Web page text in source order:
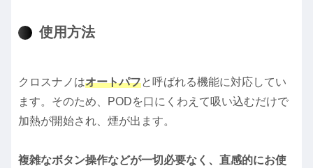
使用方法
クロスナノはオートパフと呼ばれる機能に対応してい
ます。そのため、PODを口にくわえて吸い込むだけで
加熱が開始され、煙が出ます。
複雑なボタン操作などが一切必要なく、直感的にお使